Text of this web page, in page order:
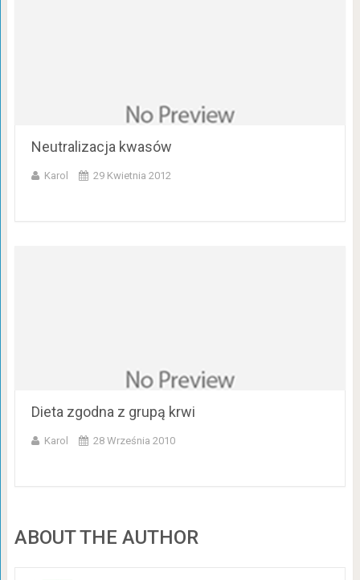
Neutralizacja kwasów
Karol 29 Kwietnia 2012
Dieta zgodna z grupą krwi
Karol 28 Września 2010
ABOUT THE AUTHOR